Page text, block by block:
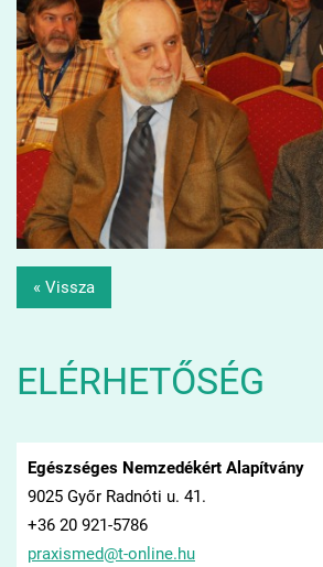
« Vissza
ELÉRHETŐSÉG
Egészséges Nemzedékért Alapítvány
9025 Győr Radnóti u. 41.
+36 20 921-5786
praxismed@t-online.hu